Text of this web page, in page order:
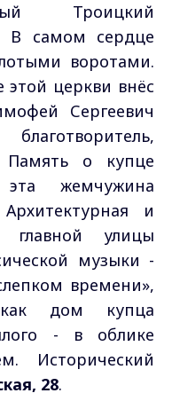
Троицкий
В самом сердце
воротами.
этой церкви внёс
Сергеевич
Память о купце
жемчужина
и
главной улицы
музыки -
времени»,
как дом купца
- в облике
Исторический
28.